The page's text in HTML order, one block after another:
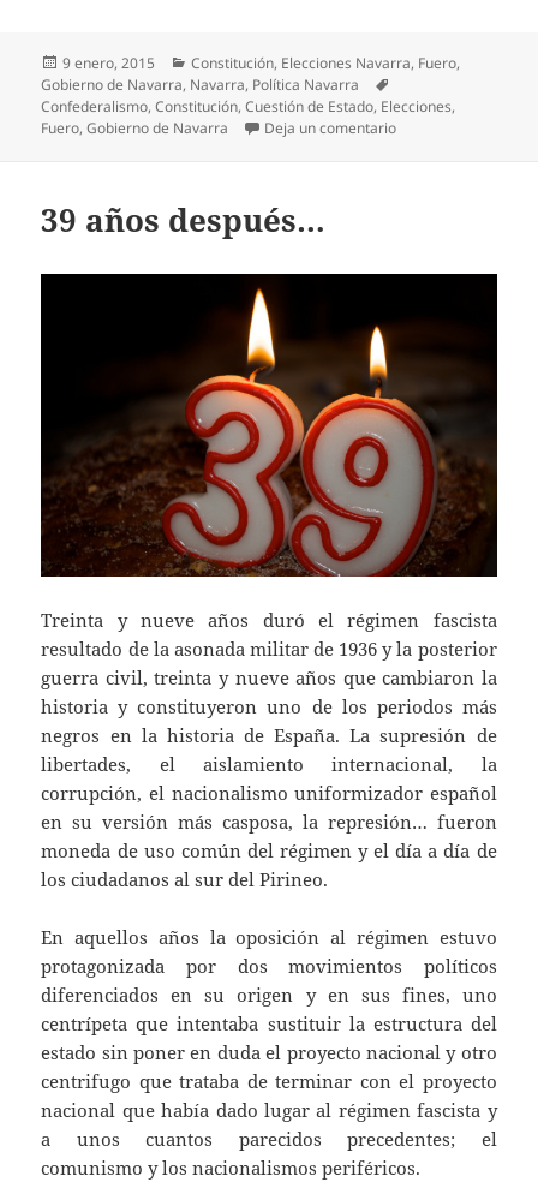
Publicado
el
9 enero, 2015 Categorías
Constitución, Elecciones Navarra, Fuero,
Gobierno de Navarra, Navarra, Política Navarra
Confederalismo,Constitución,Cuestión de Estado, Elecciones,
Fuero,Gobierno de Navarra Deja un comentarioen El año del Fuero
39 años después…
Treinta y nueve años duró el régimen fascista
resultado de la asonada militar de 1936 y la posterior
guerra civil, treinta y nueve años que cambiaron la
historia y constituyeron uno de los periodos más
negros en la historia de España. La supresión de
libertades, el aislamiento internacional, la
corrupción, el nacionalismo uniformizador español
en su versión más casposa, la represión… fueron
moneda de uso común del régimen y el día a día de
los ciudadanos al sur del Pirineo.
En aquellos años la oposición al régimen estuvo
protagonizada por dos movimientos políticos
diferenciados en su origen y en sus fines, uno
centrípeta que intentaba sustituir la estructura del
estado sin poner en duda el proyecto nacional y otro
centrifugo que trataba de terminar con el proyecto
nacional que había dado lugar al régimen fascista y
a unos cuantos parecidos precedentes; el
comunismo y los nacionalismos periféricos.